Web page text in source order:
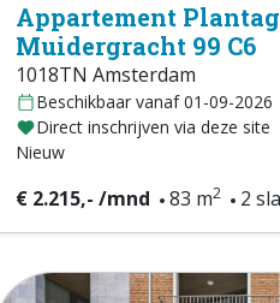
Appartement
Muidergracht 99 C6
1018TN Amsterdam
Beschikbaar vanaf 01-09-2026
Direct inschrijven via deze site
Nieuw
€ 2.215,- /mnd 83 m2 2